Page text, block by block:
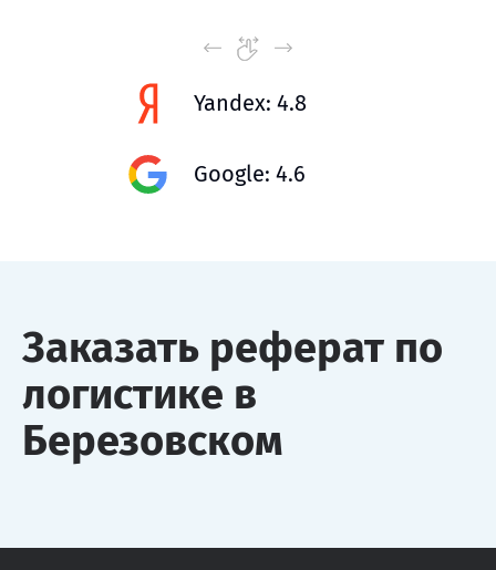
Yandex: 4.8
Google: 4.6
Заказать реферат по
логистике в
Березовском